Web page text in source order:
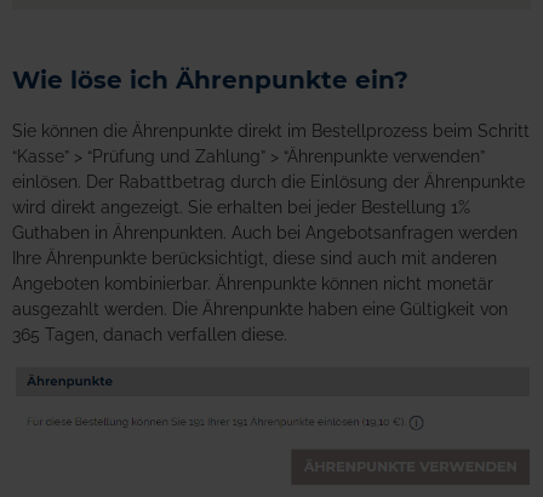
Wie löse ich Ährenpunkte ein?
Sie können die Ährenpunkte direkt im Bestellprozess beim Schritt
“Kasse” > “Prüfung und Zahlung” > “Ährenpunkte verwenden”
einlösen. Der Rabattbetrag durch die Einlösung der Ährenpunkte
wird direkt angezeigt. Sie erhalten bei jeder Bestellung 1%
Guthaben in Ährenpunkten. Auch bei Angebotsanfragen werden
Ihre Ährenpunkte berücksichtigt, diese sind auch mit anderen
Angeboten kombinierbar. Ährenpunkte können nicht monetär
ausgezahlt werden. Die Ährenpunkte haben eine Gültigkeit von
365 Tagen, danach verfallen diese.